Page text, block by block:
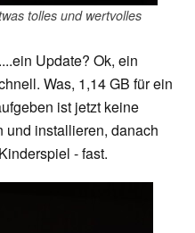
tolles und wertvolles
Update? Ok, ein
Was, 1,14 GB für ein
ist jetzt keine
und installieren, danach
- fast.